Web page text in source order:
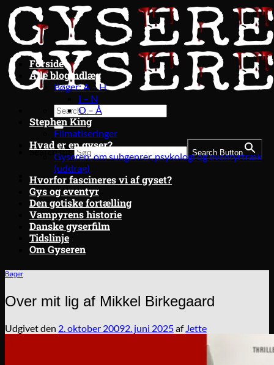
Fortsæt
til
indhold
Search for: Search Button
Forside
Alle blogindlæg
Bøger: A – H
I – N
O – Å
Stephen King
Filmatiseringer
Hvad er en gyser?
Gyseren: om subgenrer, psykologi og eventyrtræk
(uddrag)
Hvorfor fascineres vi af gyset?
Gys og eventyr
Den gotiske fortælling
Vampyrens historie
Danske gyserfilm
Tidslinje
Om Gyseren
Bøger
Over mit lig af Mikkel Birkegaard
Udgivet den 2. oktober 20092. juni 2025af Jette